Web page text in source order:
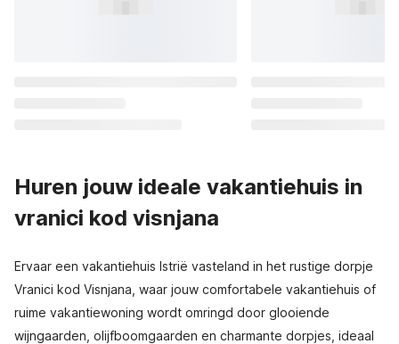
Huren jouw ideale vakantiehuis in
vranici kod visnjana
Ervaar een vakantiehuis Istrië vasteland in het rustige dorpje
Vranici kod Visnjana, waar jouw comfortabele vakantiehuis of
ruime vakantiewoning wordt omringd door glooiende
wijngaarden, olijfboomgaarden en charmante dorpjes, ideaal